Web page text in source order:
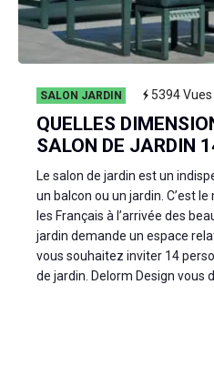
SALON JARDIN 5394Vues
QUELLES
SALON DE JARDIN
Le salon de jardin est un
un balcon ou un jardin. C’est
les Français à l’arrivée des
jardin demande un espace
vous souhaitez inviter 14
de jardin. Delorm Design vous